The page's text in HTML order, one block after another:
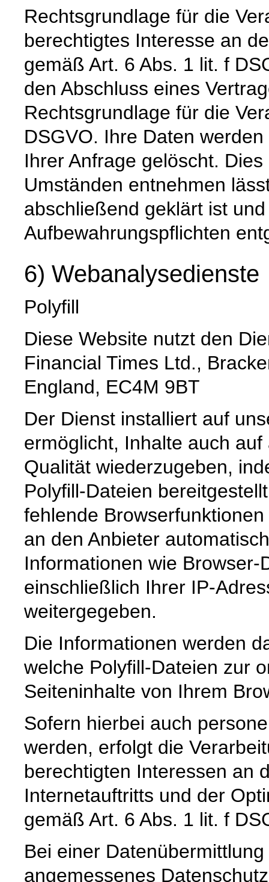
Rechtsgrundlage für die
berechtigtes Interesse an
gemäß Art. 6 Abs. 1 lit. f
den Abschluss eines
Rechtsgrundlage für die
DSGVO. Ihre Daten
Ihrer Anfrage gelöscht.
Umständen entnehmen
abschließend geklärt ist
Aufbewahrungspflichten
6) Webanalysedienste
Polyfill
Diese Website nutzt den
Financial Times Ltd.,
England, EC4M 9BT
Der Dienst installiert auf
ermöglicht, Inhalte auch
Qualität wiederzugeben,
Polyfill-Dateien
fehlende
an den Anbieter
Informationen wie
einschließlich Ihrer IP-
weitergegeben.
Die Informationen werden
welche Polyfill-Dateien zur
Seiteninhalte von Ihrem
Sofern hierbei auch
werden, erfolgt die
berechtigten Interessen an
Internetauftritts und der
gemäß Art. 6 Abs. 1 lit. f
Bei einer
angemessenes